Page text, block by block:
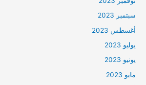
سبتمبر 2023
أغسطس 2023
يوليو 2023
يونيو 2023
مايو 2023